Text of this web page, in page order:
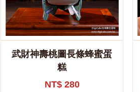
武財神壽桃圖長條蜂蜜蛋
糕
NT$ 280